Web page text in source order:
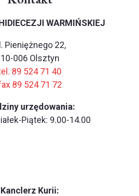
WARMIŃSKIEJ
Pieniężnego 22,
10-006 Olsztyn
89 524 71 40
89 524 71 72
urzędowania:
Piątek: 9.00-14.00
Kanclerz Kurii: